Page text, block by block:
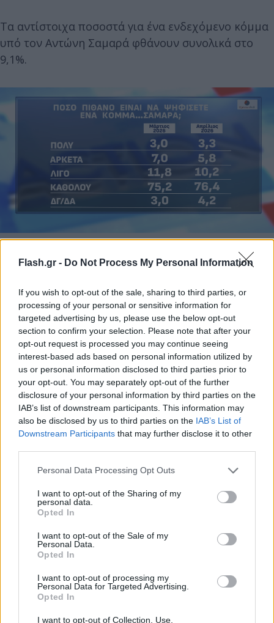
Flash.gr - Do Not Process My Personal Information
If you wish to opt-out of the sale, sharing to third parties, or
processing of your personal or sensitive information for
targeted advertising by us, please use the below opt-out
section to confirm your selection. Please note that after your
opt-out request is processed you may continue seeing
interest-based ads based on personal information utilized by
us or personal information disclosed to third parties prior to
your opt-out. You may separately opt-out of the further
disclosure of your personal information by third parties on the
IAB’s list of downstream participants. This information may
also be disclosed by us to third parties on the IAB’s List of
Downstream Participants that may further disclose it to other
Please note that this website/app uses one or more Google
not limited to your visit or usage behaviour. You may click to
grant or deny consent to Google and its third-party tags to
use your data for below specified purposes in below Google
consent section.
Personal Data Processing Opt Outs
I want to opt-out of the Sharing of my
personal data.
Opted In
I want to opt-out of the Sale of my
Personal Data.
Opted In
I want to opt-out of processing my
Personal Data for Targeted Advertising.
Opted In
I want to opt-out of Collection, Use,
Tα αντίστοιχα ποσοστά για ένα ενδεχόμενο κόμμα
υπό τον Αντώνη Σαμαρά φθάνουν συνολικά στο
9,1%.
Opinion Poll / Action24
H πλειονότητα των ερωτηθέντων - ποσοστό 47,4% -
συμφωνεί με την προοπτική να υπάρξει
ασυμβίβαστο μεταξύ υπουργού και
βουλευτή. Αντίθετη γνώμη εκφράζει το 35,8% ενώ
το 16,8% δεν εκφράζει άποψη, ενδεχομένως λόγω
έλλειψης περισσότερων πληροφοριών ως προς το
συγκεκριμένη πρόβλεψη.
Opinion Poll / Action24